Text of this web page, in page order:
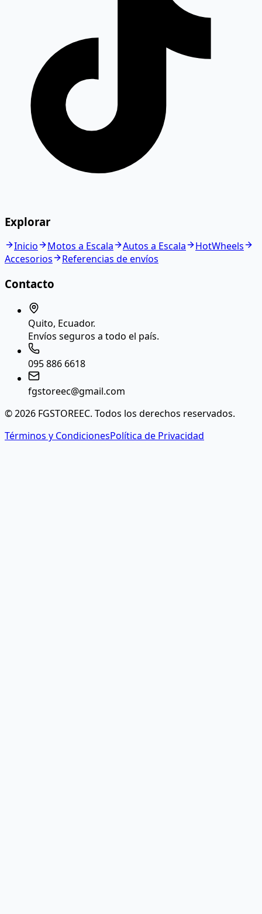
Explorar
Inicio Motos a Escala Autos a Escala
HotWheels
Accesorios
Referencias de envíos
Contacto
Quito, Ecuador.
Envíos seguros a todo el país.
095 886 6618
fgstoreec@gmail.com
© 2026 FGSTOREEC. Todos los derechos reservados.
Términos y CondicionesPolítica de Privacidad